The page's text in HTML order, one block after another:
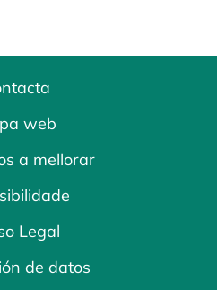
web
a mellorar
Legal
de datos